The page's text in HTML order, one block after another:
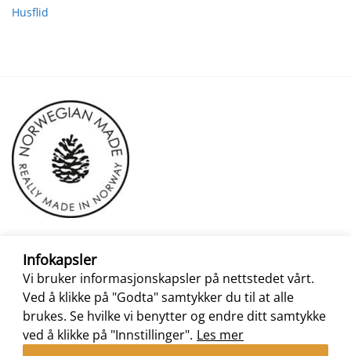
Infokapsler
Vi bruker informasjonskapsler på nettstedet vårt.
Ved å klikke på "Godta" samtykker du til at alle
brukes. Se hvilke vi benytter og endre ditt samtykke
ved å klikke på "Innstillinger". Les mer
Husflid